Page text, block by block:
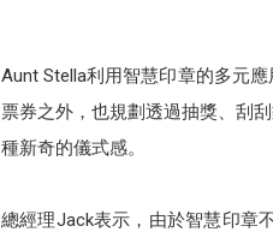
Aunt Stella利用智慧印章的多元
票券之外，也規劃透過抽獎、刮
種新奇的儀式感。
總經理Jack表示，由於智慧印章